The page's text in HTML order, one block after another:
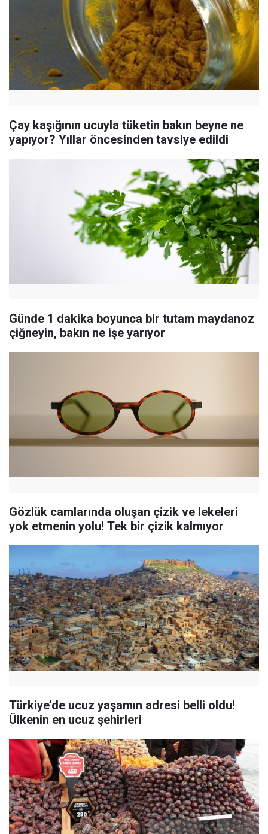
Çay kaşığının ucuyla tüketin bakın beyne ne
yapıyor? Yıllar öncesinden tavsiye edildi
Günde 1 dakika boyunca bir tutam maydanoz
çiğneyin, bakın ne işe yarıyor
Gözlük camlarında oluşan çizik ve lekeleri
yok etmenin yolu! Tek bir çizik kalmıyor
Türkiye’de ucuz yaşamın adresi belli oldu!
Ülkenin en ucuz şehirleri